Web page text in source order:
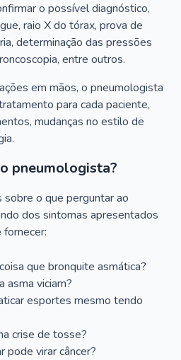
o possível diagnóstico,
raio X do tórax, prova de
determinação das pressões
entre outros.
em mãos, o pneumologista
para cada paciente,
mudanças no estilo de
pneumologista?
o que perguntar ao
dos sintomas apresentados
que bronquite asmática?
asma viciam?
esportes mesmo tendo
crise de tosse?
pode virar câncer?